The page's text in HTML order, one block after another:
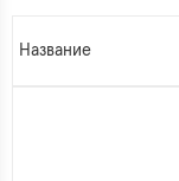
Название